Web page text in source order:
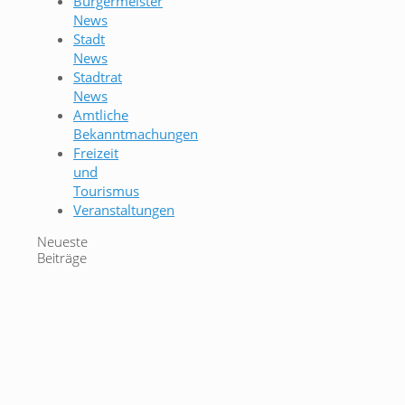
News
Stadt
News
Stadtrat
News
Amtliche
Bekanntmachungen
Freizeit
und
Tourismus
Veranstaltungen
Neueste
Beiträge